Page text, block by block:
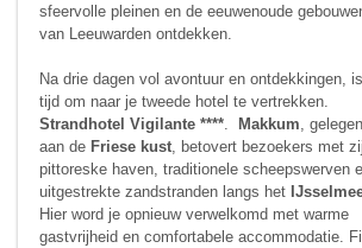
sfeervolle pleinen en de eeuwenoude
van Leeuwarden ontdekken.
Na drie dagen vol avontuur en ontdekkingen,
tijd om naar je tweede hotel te vertrekken.
Strandhotel Vigilante ****. Makkum, gelegen
aan de Friese kust, betovert bezoekers met
pittoreske haven, traditionele scheepswerven
uitgestrekte zandstranden langs het
Hier word je opnieuw verwelkomd met warme
gastvrijheid en comfortabele accommodatie.